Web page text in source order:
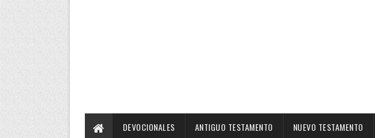
DEVOCIONALES ANTIGUO TESTAMENTO NUEVO TESTAMENTO